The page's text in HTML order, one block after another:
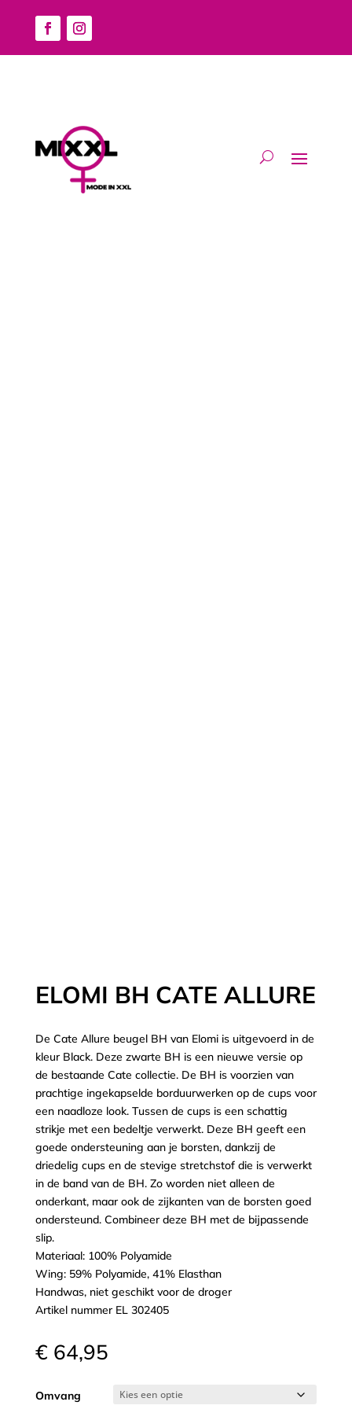
ELOMI BH CATE ALLURE
De Cate Allure beugel BH van Elomi is uitgevoerd in de
kleur Black. Deze zwarte BH is een nieuwe versie op
de bestaande Cate collectie. De BH is voorzien van
prachtige ingekapselde borduurwerken op de cups voor
een naadloze look. Tussen de cups is een schattig
strikje met een bedeltje verwerkt. Deze BH geeft een
goede ondersteuning aan je borsten, dankzij de
driedelig cups en de stevige stretchstof die is verwerkt
in de band van de BH. Zo worden niet alleen de
onderkant, maar ook de zijkanten van de borsten goed
ondersteund. Combineer deze BH met de bijpassende
slip.
Materiaal: 100% Polyamide
Wing: 59% Polyamide, 41% Elasthan
Handwas, niet geschikt voor de droger
Artikel nummer EL 302405
€ 64,95
Omvang